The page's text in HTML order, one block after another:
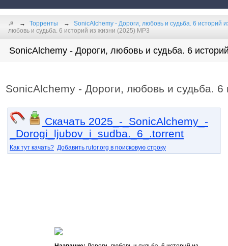
☭ Торренты
SonicAlchemy - Дороги, любовь и судьба. 6 историй
любовь и судьба. 6 историй из жизни (2025) MP3
SonicAlchemy - Дороги, любовь и судьба. 6
SonicAlchemy - Дороги, любовь и судьба.
Скачать 2025_-_SonicAlchemy_-
_Dorogi_ljubov_i_sudba._6_.torrent
Как тут качать? Добавить rutor.org в поисковую строку